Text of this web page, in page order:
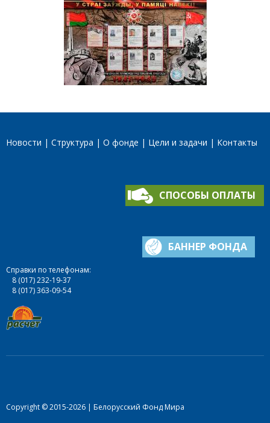
Новости Структура О фонде Цели и задачи Контакты
СПОСОБЫ ОПЛАТЫ
БАННЕР ФОНДА
Справки по телефонам:
8 (017) 232-19-37
8 (017) 363-09-54
Copyright © 2015-2026 | Белорусский Фонд Мира